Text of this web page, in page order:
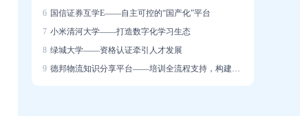
销售能力增长「看得见」
6 国信证券互学E——自主可控的“国产化”平台
7 小米清河大学——打造数字化学习生态
8 绿城大学——资格认证牵引人才发展
9 德邦物流知识分享平台——培训全流程支持，构建学习社区